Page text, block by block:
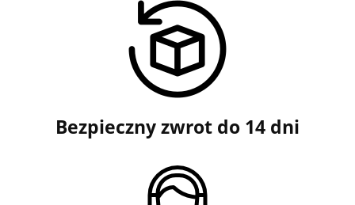
Bezpieczny zwrot do 14 dni